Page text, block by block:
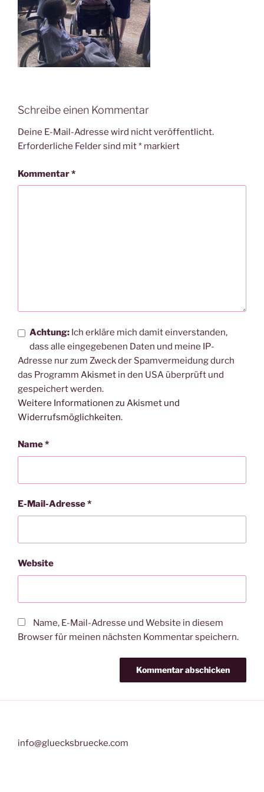
Schreibe einen Kommentar
Deine E-Mail-Adresse wird nicht veröffentlicht.
Erforderliche Felder sind mit* markiert
Kommentar*
Achtung: Ich erkläre mich damit einverstanden,
dass alle eingegebenen Daten und meine IP-
Adresse nur zum Zweck der Spamvermeidung durch
das Programm Akismet in den USA überprüft und
gespeichert werden.
Weitere Informationen zu Akismet und
Widerrufsmöglichkeiten.
Name*
E-Mail-Adresse*
Website
Name, E-Mail-Adresse und Website in diesem
Browser für meinen nächsten Kommentar speichern.
info@gluecksbruecke.com